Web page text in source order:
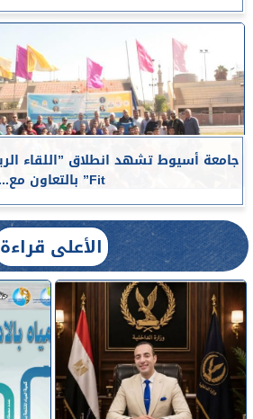
Fit” بالتعاون مع...
الأعلى قراءة